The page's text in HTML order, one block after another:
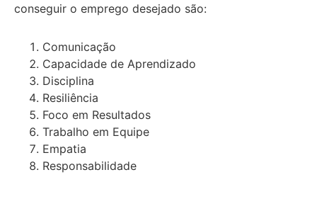
conseguir o emprego desejado são:
Comunicação
Capacidade de Aprendizado
Disciplina
Resiliência
Foco em Resultados
Trabalho em Equipe
Empatia
Responsabilidade